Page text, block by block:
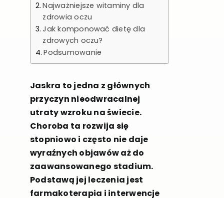
Najważniejsze witaminy dla
zdrowia oczu
Jak komponować dietę dla
zdrowych oczu?
Podsumowanie
Jaskra to jedna z głównych
przyczyn nieodwracalnej
utraty wzroku na świecie.
Choroba ta rozwija się
stopniowo i często nie daje
wyraźnych objawów aż do
zaawansowanego stadium.
Podstawą jej leczenia jest
farmakoterapia i interwencje